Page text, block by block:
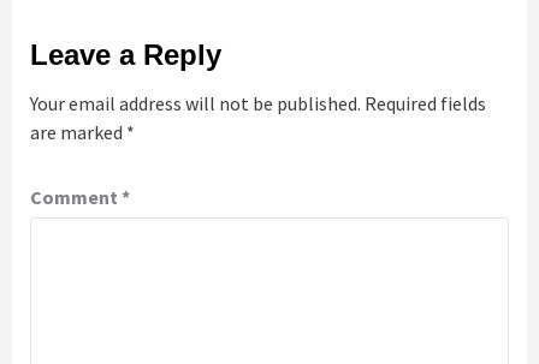
Leave a Reply
Your email address will not be published. Required fields
are marked *
Comment *